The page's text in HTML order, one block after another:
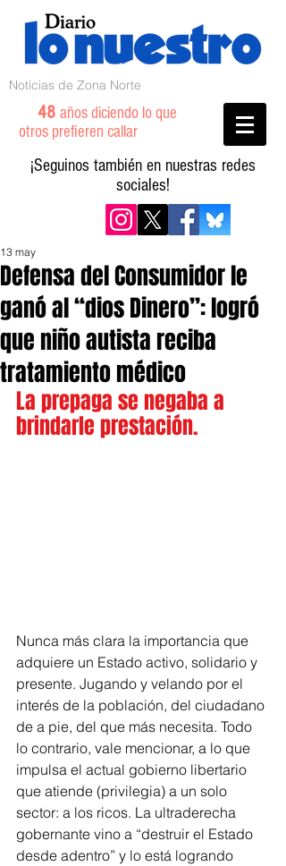
Noticias de Zona Norte
48 años diciendo lo que
otros prefieren callar
¡Seguinos también en nuestras redes
sociales!
Defensa del Consumidor le
ganó al “dios Dinero”: logró
que niño autista reciba
tratamiento médico
13 may
La prepaga se negaba a
brindarle prestación.
Nunca más clara la importancia que
adquiere un Estado activo, solidario y
presente. Jugando y velando por el
interés de la población, del ciudadano
de a pie, del que más necesita. Todo
lo contrario, vale mencionar, a lo que
impulsa el actual gobierno libertario
que atiende (privilegia) a un solo
sector: a los ricos. La ultraderecha
gobernante vino a “destruir el Estado
desde adentro” y lo está logrando